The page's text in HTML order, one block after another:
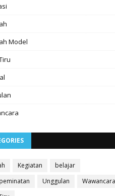
Model
Kegiatan
belajar
Unggulan
Wawancara